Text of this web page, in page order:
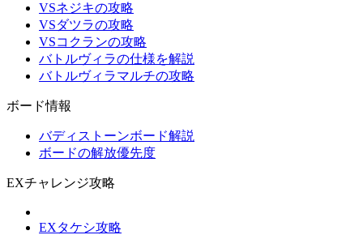
VSネジキの攻略
VSダツラの攻略
VSコクランの攻略
バトルヴィラの仕様を解説
バトルヴィラマルチの攻略
ボード情報
バディストーンボード解説
ボードの解放優先度
EXチャレンジ攻略
EXタケシ攻略